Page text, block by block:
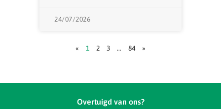
24/07/2026
« 1 2 3 … 84 »
Overtuigd van ons?